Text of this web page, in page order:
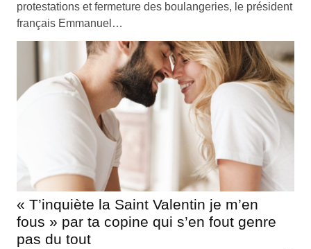
protestations et fermeture des boulangeries, le président
français Emmanuel…
« T’inquiète la Saint Valentin je m’en
fous » par ta copine qui s’en fout genre
pas du tout